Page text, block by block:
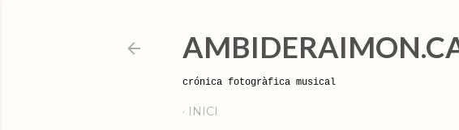
crónica fotogràfica musical
INICI